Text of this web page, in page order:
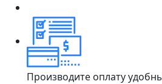
Производите оплату